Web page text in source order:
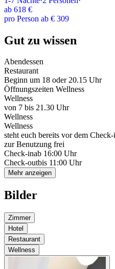
ab 618 €
pro Person ab € 309
Gut zu wissen
Abendessen
Restaurant
Beginn um 18 oder 20.15 Uhr
Öffnungszeiten Wellness
Wellness
von 7 bis 21.30 Uhr
Wellness
Wellness
steht euch bereits vor dem
zur Benutzung frei
Check-inab 16:00 Uhr
Check-outbis 11:00 Uhr
Mehr anzeigen
Bilder
Zimmer
Hotel
Restaurant
Wellness